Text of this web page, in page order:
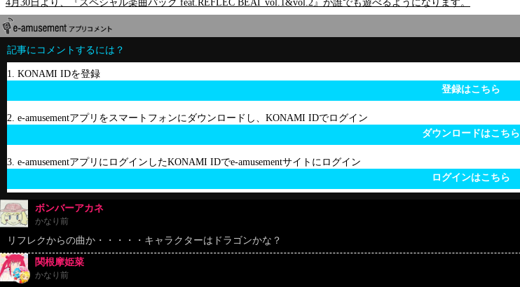
4月30日より、『スペシャル楽曲パック feat.REFLEC BEAT vol.1&vol.2』が誰でも遊べるようになります。
記事にコメントするには？
1. KONAMI IDを登録
登録はこちら
2. e-amusementアプリをスマートフォンにダウンロードし、KONAMI IDでログイン
ダウンロードはこちら
3. e-amusementアプリにログインしたKONAMI IDでe-amusementサイトにログイン
ログインはこちら
ボンバーアカネ
かなり前
リフレクからの曲か・・・・・キャラクターはドラゴンかな？
関根摩姫菜
かなり前